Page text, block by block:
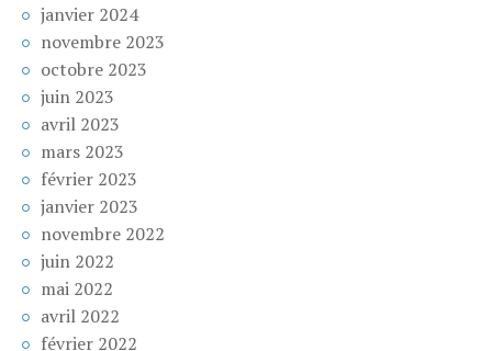
janvier 2024
novembre 2023
octobre 2023
juin 2023
avril 2023
mars 2023
février 2023
janvier 2023
novembre 2022
juin 2022
mai 2022
avril 2022
février 2022